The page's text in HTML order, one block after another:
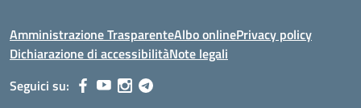
Amministrazione TrasparenteAlbo onlinePrivacy policy
Dichiarazione di accessibilitàNote legali
Seguici su: